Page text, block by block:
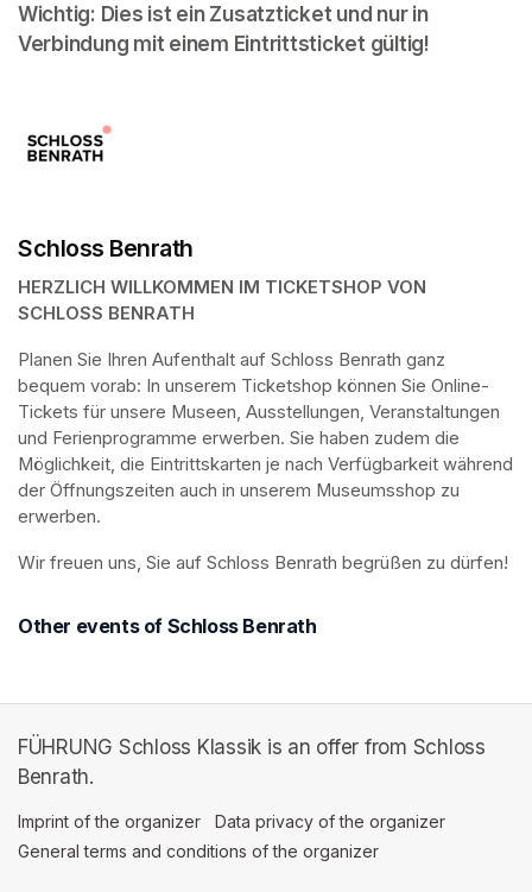
Wichtig: Dies ist ein Zusatzticket und nur in
Verbindung mit einem Eintrittsticket gültig!
Schloss Benrath
HERZLICH WILLKOMMEN IM TICKETSHOP VON
SCHLOSS BENRATH
Planen Sie Ihren Aufenthalt auf Schloss Benrath ganz
bequem vorab: In unserem Ticketshop können Sie Online-
Tickets für unsere Museen, Ausstellungen, Veranstaltungen
und Ferienprogramme erwerben. Sie haben zudem die
Möglichkeit, die Eintrittskarten je nach Verfügbarkeit während
der Öffnungszeiten auch in unserem Museumsshop zu
erwerben.
Wir freuen uns, Sie auf Schloss Benrath begrüßen zu dürfen!
Other events of Schloss Benrath
FÜHRUNG Schloss Klassik is an offer from Schloss
Benrath.
Imprint of the organizer (opens in a new tab)
Data privacy of the organizer
General terms and conditions of the organizer